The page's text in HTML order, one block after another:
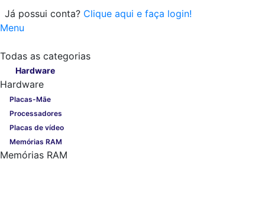
Já possui conta? Clique aqui e faça login!
Menu
Todas as categorias
Hardware
Hardware
Placas-Mãe
Processadores
Placas de vídeo
Memórias RAM
Memórias RAM